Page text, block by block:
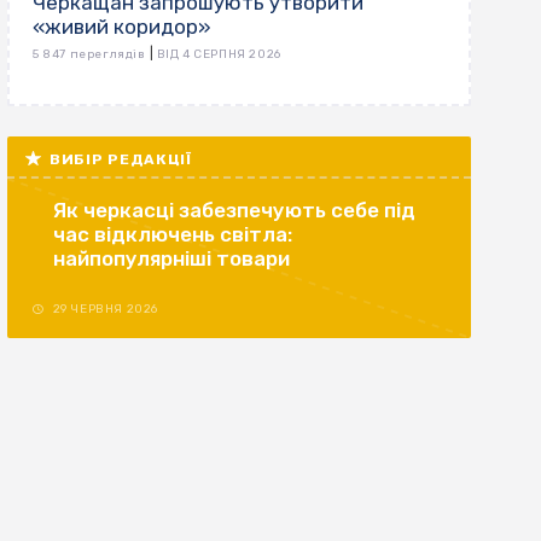
«живий коридор»
5 847 переглядів ВІД 4 СЕРПНЯ 2026
ВИБІР РЕДАКЦІЇ
Як черкасці забезпечують себе під
час відключень світла:
найпопулярніші товари
29 ЧЕРВНЯ 2026